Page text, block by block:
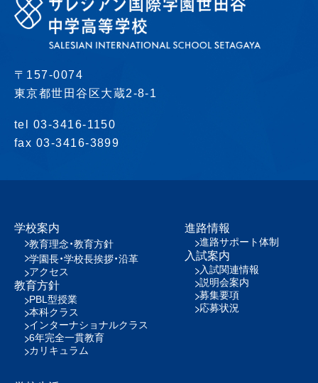
〒157-0074
東京都世田谷区大蔵2-8-1
tel 03-3416-1150
fax 03-3416-3899
学校案内
教育理念・教育方針
学園長・学校長挨拶・沿革
アクセス
教育方針
PBL型授業
本科クラス
インターナショナルクラス
6年完全一貫教育
カリキュラム
進路情報
進路サポート体制
入試案内
入試関連情報
説明会案内
募集要項
応募状況